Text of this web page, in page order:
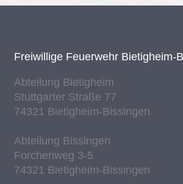
Frei­wil­li­ge Feu­er­wehr Bie­tig­heim-
Ab­tei­lung Bie­tig­heim
Stutt­gar­ter Stra­ße 77
74321 Bie­tig­heim-Bis­sin­gen
Ab­tei­lung Bis­sin­gen
For­chen­weg 3-5
74321 Bie­tig­heim-Bis­sin­gen